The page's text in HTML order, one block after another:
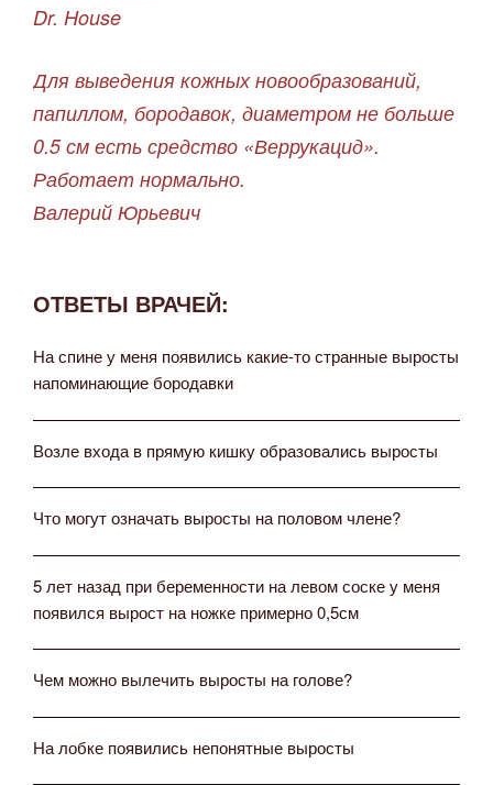
Dr. House
Для выведения кожных новообразований,
папиллом, бородавок, диаметром не больше
0.5 см есть средство «Веррукацид».
Работает нормально.
Валерий Юрьевич
ОТВЕТЫ ВРАЧЕЙ:
На спине у меня появились какие-то странные выросты
напоминающие бородавки
Возле входа в прямую кишку образовались выросты
Что могут означать выросты на половом члене?
5 лет назад при беременности на левом соске у меня
появился вырост на ножке примерно 0,5см
Чем можно вылечить выросты на голове?
На лобке появились непонятные выросты